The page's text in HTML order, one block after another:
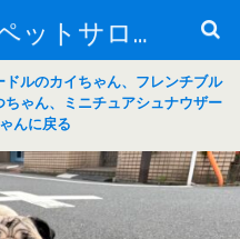
ペットホテル ペットサロン トリミングサロン 東京 ヌーノクラブのブログ
ドルのカイちゃん、フレンチブル
ゃん、ミニチュアシュナウザー
んに戻る